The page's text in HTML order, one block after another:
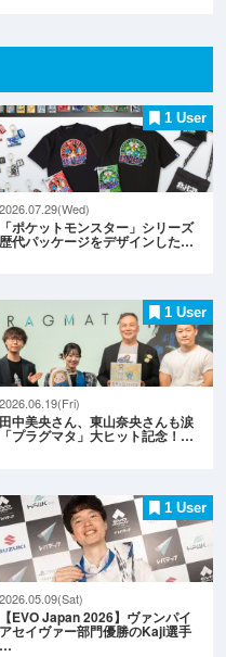
1 User
2026.07.29(Wed)
「ポケットモンスター」シリーズ
歴代パッケージをデザインした…
1 User
2026.06.19(Fri)
田中美央さん、東山奈央さんも涙
「プラグマタ」大ヒット記念！…
1 User
2026.05.09(Sat)
【EVO Japan 2026】ヴァンパイ
アセイヴァー部門優勝のKaji選手
…